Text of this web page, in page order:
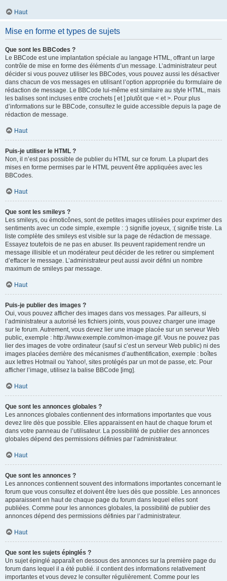
Haut
Mise en forme et types de sujets
Que sont les BBCodes ?
Le BBCode est une implantation spéciale au langage HTML, offrant un large
contrôle de mise en forme des éléments d’un message. L’administrateur peut
décider si vous pouvez utiliser les BBCodes, vous pouvez aussi les désactiver
dans chacun de vos messages en utilisant l’option appropriée du formulaire de
rédaction de message. Le BBCode lui-même est similaire au style HTML, mais
les balises sont incluses entre crochets [ et ] plutôt que < et >. Pour plus
d’informations sur le BBCode, consultez le guide accessible depuis la page de
rédaction de message.
Haut
Puis-je utiliser le HTML ?
Non, il n’est pas possible de publier du HTML sur ce forum. La plupart des
mises en forme permises par le HTML peuvent être appliquées avec les
BBCodes.
Haut
Que sont les smileys ?
Les smileys, ou émoticônes, sont de petites images utilisées pour exprimer des
sentiments avec un code simple, exemple : :) signifie joyeux, :( signifie triste. La
liste complète des smileys est visible sur la page de rédaction de message.
Essayez toutefois de ne pas en abuser. Ils peuvent rapidement rendre un
message illisible et un modérateur peut décider de les retirer ou simplement
d’effacer le message. L’administrateur peut aussi avoir défini un nombre
maximum de smileys par message.
Haut
Puis-je publier des images ?
Oui, vous pouvez afficher des images dans vos messages. Par ailleurs, si
l’administrateur a autorisé les fichiers joints, vous pouvez charger une image
sur le forum. Autrement, vous devez lier une image placée sur un serveur Web
public, exemple : http://www.exemple.com/mon-image.gif. Vous ne pouvez pas
lier des images de votre ordinateur (sauf si c’est un serveur Web public) ni des
images placées derrière des mécanismes d’authentification, exemple : boîtes
aux lettres Hotmail ou Yahoo!, sites protégés par un mot de passe, etc. Pour
afficher l’image, utilisez la balise BBCode [img].
Haut
Que sont les annonces globales ?
Les annonces globales contiennent des informations importantes que vous
devez lire dès que possible. Elles apparaissent en haut de chaque forum et
dans votre panneau de l’utilisateur. La possibilité de publier des annonces
globales dépend des permissions définies par l’administrateur.
Haut
Que sont les annonces ?
Les annonces contiennent souvent des informations importantes concernant le
forum que vous consultez et doivent être lues dès que possible. Les annonces
apparaissent en haut de chaque page du forum dans lequel elles sont
publiées. Comme pour les annonces globales, la possibilité de publier des
annonces dépend des permissions définies par l’administrateur.
Haut
Que sont les sujets épinglés ?
Un sujet épinglé apparaît en dessous des annonces sur la première page du
forum dans lequel il a été publié. il contient des informations relativement
importantes et vous devez le consulter régulièrement. Comme pour les